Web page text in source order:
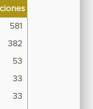
581
382
53
33
33